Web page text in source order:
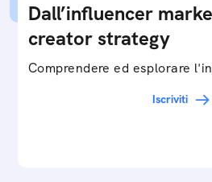
Dall’influencer
creator strategy
Comprendere ed esplorare
Iscriviti